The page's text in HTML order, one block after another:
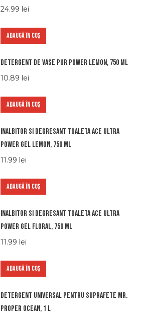
24.99 lei
ADAUGĂ ÎN COȘ
Detergent de vase Pur Power Lemon, 750 ml
10.89 lei
ADAUGĂ ÎN COȘ
Inalbitor si degresant toaleta Ace Ultra
Power gel Lemon, 750 ml
11.99 lei
ADAUGĂ ÎN COȘ
Inalbitor si degresant toaleta Ace Ultra
Power gel Floral, 750 ml
11.99 lei
ADAUGĂ ÎN COȘ
Detergent universal pentru suprafete Mr.
Proper Ocean, 1 l